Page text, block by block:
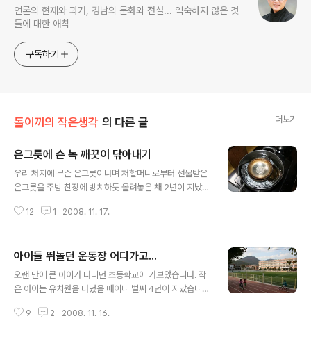
언론의 현재와 과거, 경남의 문화와 전설... 익숙하지 않은 것
들에 대한 애착
구독하기
돌이끼의 작은생각 의 다른 글 더보기
은그릇에 슨 녹 깨끗이 닦아내기
우리 처지에 무슨 은그릇이냐며 처할머니로부터 선물받은
은그릇을 주방 찬장에 방치하듯 올려놓은 채 2년이 지났습
자 싶어서 꺼냈더니 녹이 가득 슬었더군요. 인터넷을 뒤졌
갈라지고 말았습니다. 그런데 요즘 금방엔 은을 닦는 크림
은 팔지 않더군요. 대여섯군데는 들렀는데 어느곳에도 팔
지 않았습니다. 인터넷 쇼핑몰에 보니 5000원 정도 하는
은녹을 제거할 수있다니 한번 해보자 싶었습니다. 인터넷
12 1 2008. 11. 17.
아이들 뛰놀던 운동장 어디가고...
오랜 만에 큰 아이가 다니던 초등학교에 가보았습니다. 작
은 아이는 유치원을 다녔을 때이니 벌써 4년이 지났습니
빠에게 자신의 축구실력을 보여주고 싶다고 해서 학교에서
9 2 2008. 11. 16.